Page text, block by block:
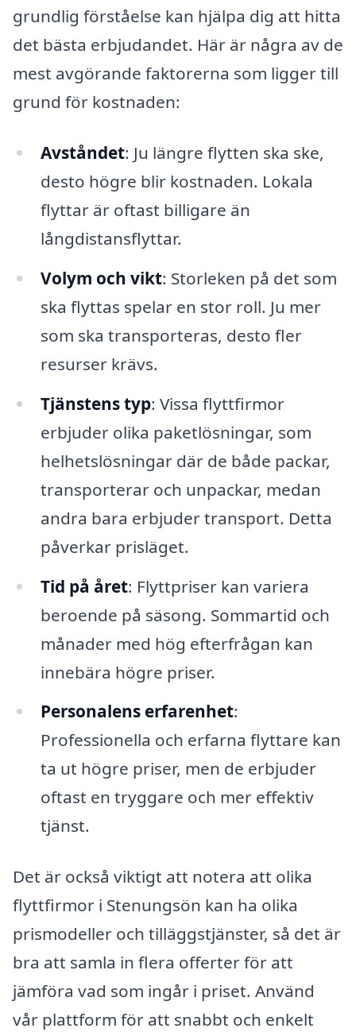
grundlig förståelse kan hjälpa dig att hitta
det bästa erbjudandet. Här är några av de
mest avgörande faktorerna som ligger till
grund för kostnaden:
Avståndet: Ju längre flytten ska ske,
desto högre blir kostnaden. Lokala
flyttar är oftast billigare än
långdistansflyttar.
Volym och vikt: Storleken på det som
ska flyttas spelar en stor roll. Ju mer
som ska transporteras, desto fler
resurser krävs.
Tjänstens typ: Vissa flyttfirmor
erbjuder olika paketlösningar, som
helhetslösningar där de både packar,
transporterar och unpackar, medan
andra bara erbjuder transport. Detta
påverkar prisläget.
Tid på året: Flyttpriser kan variera
beroende på säsong. Sommartid och
månader med hög efterfrågan kan
innebära högre priser.
Personalens erfarenhet:
Professionella och erfarna flyttare kan
ta ut högre priser, men de erbjuder
oftast en tryggare och mer effektiv
tjänst.
Det är också viktigt att notera att olika
flyttfirmor i Stenungsön kan ha olika
prismodeller och tilläggstjänster, så det är
bra att samla in flera offerter för att
jämföra vad som ingår i priset. Använd
vår plattform för att snabbt och enkelt